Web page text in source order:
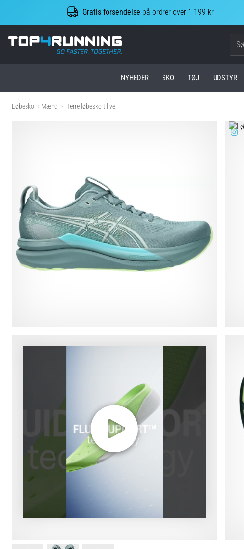
Gratis forsendelse på ordrer over 1 199 kr
Top4Running.dk
NYHEDER SKO TØJ UDSTYR
Løbesko Mænd Herre løbesko til vej